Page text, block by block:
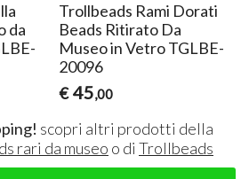
da
Trollbeads Rami Dorati
Beads Ritirato Da
Museo in Vetro TGLBE-
20096
€ 45,00
scopri altri prodotti della
rari da museo o di Trollbeads